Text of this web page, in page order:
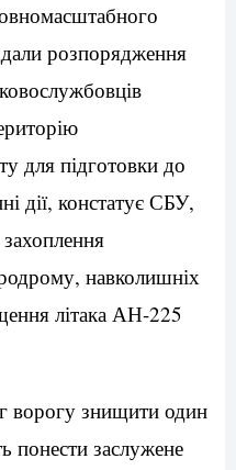
розпорядження
для підготовки до
дії, констатує СБУ,
навколишніх
літака АН-225
ворогу знищити один
понести заслужене